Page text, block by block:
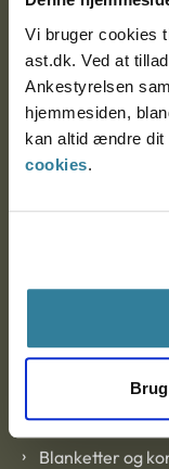
Vi bruger cookies
ast.dk. Ved at
Ankestyrelsen
hjemmesiden,
kan altid ændre
cookies.
Nytorv 7, 2. sal
9000 Aalborg
Ankestyrelsen
CVR: 1007 4002
Om
Blanketter og